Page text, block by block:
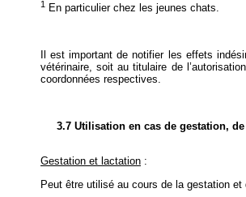
1 En particulier chez les jeunes chats.
Il est important de notifier les effets
vétérinaire, soit au titulaire de
coordonnées respectives.
3.7 Utilisation en cas de gestation,
Gestation et lactation :
Peut être utilisé au cours de la gestation et